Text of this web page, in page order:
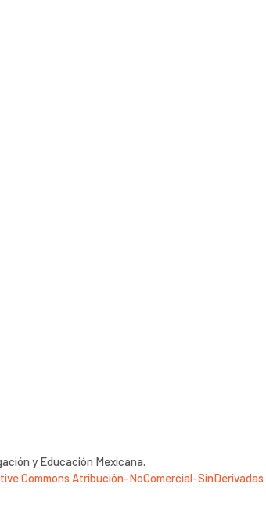
y Educación Mexicana.
Commons Atribución-NoComercial-